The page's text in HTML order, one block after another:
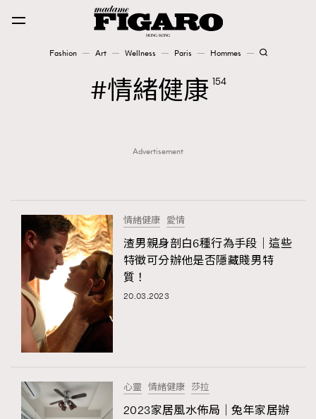
Fashion Art Wellness Paris Hommes
Fashion
Paris
Hommes
AFrenchMind
DressLikeAParisienne
EmpowerF 103
情緒健康 154
Advertisement
情緒健康 愛情
渣男親身剖白6種行為手段｜這些
特徵可分辦他是否隱藏賤男特
質！
20.03.2023
心靈 情緒健康 莎拉
2023家居風水佈局｜兔年家居辦